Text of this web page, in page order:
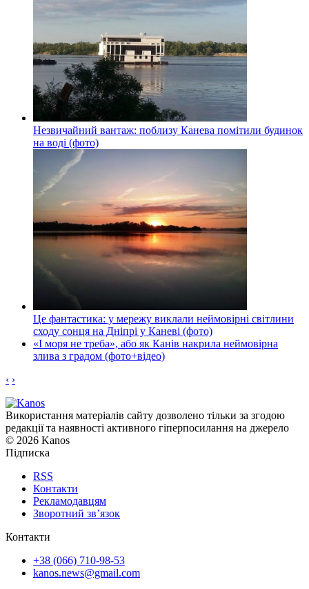
Незвичайний вантаж: поблизу Канева помітили будинок
на воді (фото)
Це фантастика: у мережу виклали неймовірні світлини
сходу сонця на Дніпрі у Каневі (фото)
«І моря не треба», або як Канів накрила неймовірна
злива з градом (фото+відео)
‹ ›
Використання матеріалів сайту дозволено тільки за згодою
редакції та наявності активного гіперпосилання на джерело
© 2026 Kanos
Підписка
RSS
Контакти
Рекламодавцям
Зворотний зв’язок
Контакти
+38 (066) 710-98-53
kanos.news@gmail.com